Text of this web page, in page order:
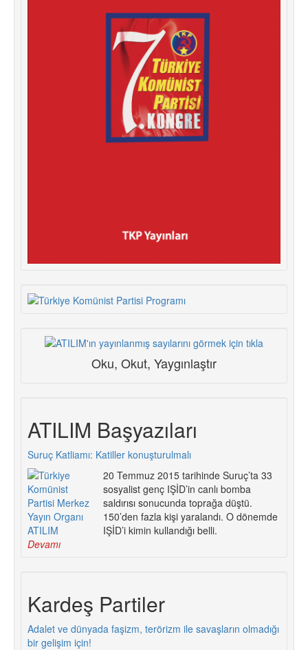
Oku, Okut, Yaygınlaştır
ATILIM Başyazıları
Suruç Katliamı: Katiller konuşturulmalı
20 Temmuz 2015 tarihinde Suruç’ta 33
sosyalist genç IŞİD’in canlı bomba
saldırısı sonucunda toprağa düştü.
150’den fazla kişi yaralandı. O dönemde
IŞİD’i kimin kullandığı belli.
Devamı
Kardeş Partiler
Adalet ve dünyada faşizm, terörizm ile savaşların olmadığı
bir gelişim için!